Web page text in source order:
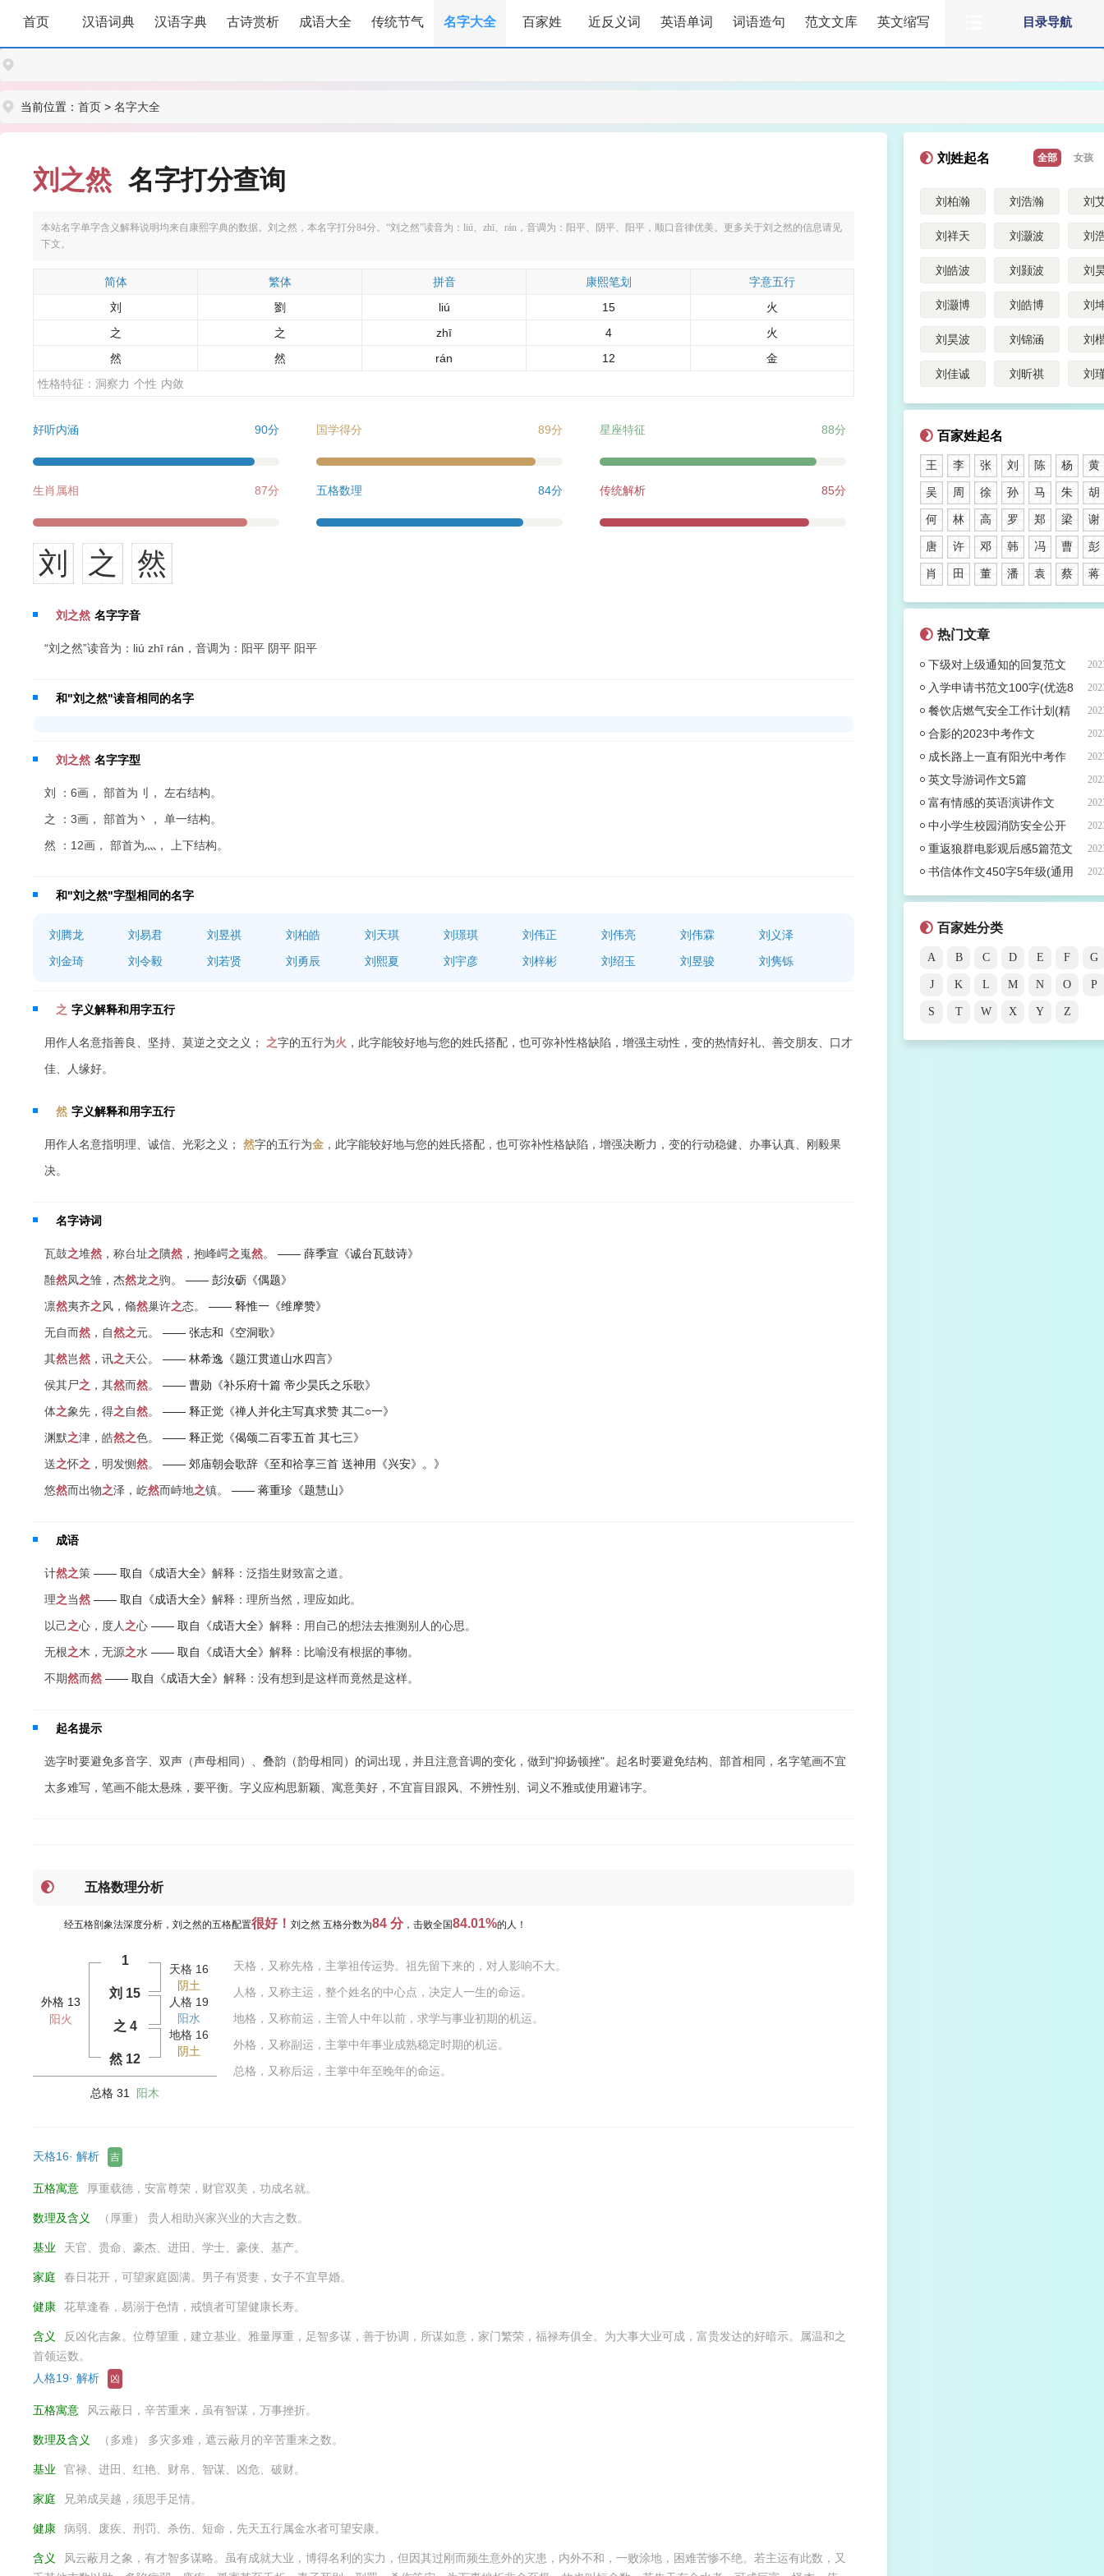
目录导航
首页 汉语词典 汉语字典 古诗赏析 成语大全 传统节气 名字大全 百家姓 近反义词 英语单词 词语造句 范文文库 英文缩写
当前位置： 首页 > 名字大全
刘之然 名字打分查询
本站名字单字含义解释说明均来自康熙字典的数据。刘之然，本名字打分84分。“刘之然”读音为：liú、zhī、rán，音调为：阳平、阴平、阳平，顺口音律优美。更多关于刘之然的信息请见
下文。
简体 繁体 拼音 康熙笔划
字意五行
刘
劉 liú 15
火
之
之 zhī 4
火
然
然 rán 12
金
性格特征： 洞察力 个性 内敛
好听内涵 90分 国学得分 89分 星座特征 88分
生肖属相 87分 五格数理 84分 传统解析 85分
刘 之 然
刘之然 名字字音
“刘之然”读音为：liú zhī rán，音调为：阳平 阴平 阳平
和"刘之然"读音相同的名字
刘之然 名字字型
刘 ：6画， 部首为刂， 左右结构。
之 ：3画， 部首为丶， 单一结构。
然 ：12画， 部首为灬， 上下结构。
和"刘之然"字型相同的名字
刘腾龙 刘易君 刘昱祺 刘柏皓 刘天琪 刘璟琪 刘伟正 刘伟亮 刘伟霖
刘义泽
刘金琦
刘令毅 刘若贤 刘勇辰 刘熙夏 刘宇彦 刘梓彬 刘绍玉 刘昱骏 刘隽铄
之 字义解释和用字五行
用作人名意指善良、坚持、莫逆之交之义； 之字的五行为火 ，此字能较好地与您的姓氏搭配，也可弥补性格缺陷，增强主动性，变的热情好礼、善交朋友、口才
佳、人缘好。
然 字义解释和用字五行
用作人名意指明理、诚信、光彩之义； 然字的五行为金 ，此字能较好地与您的姓氏搭配，也可弥补性格缺陷，增强决断力，变的行动稳健、办事认真、刚毅果
决。
名字诗词
瓦鼓之堆然 ，称台址之隤然 ，抱峰崿之嵬然。
—— 薛季宣《诚台瓦鼓诗》
雝然凤之雏，杰然龙之驹。
—— 彭汝砺《偶题》
凛然夷齐之风，翛然巢许之态。
—— 释惟一《维摩赞》
无自而然 ，自然之元。
—— 张志和《空洞歌》
其然岂然 ，讯之天公。
—— 林希逸《题江贯道山水四言》
侯其尸之 ，其然而然。
—— 曹勋《补乐府十篇 帝少昊氏之乐歌》
体之象先，得之自然。
—— 释正觉《禅人并化主写真求赞 其二○一》
渊默之津，皓然之色。
—— 释正觉《偈颂二百零五首 其七三》
送之怀之 ，明发恻然。
—— 郊庙朝会歌辞《至和祫享三首 送神用《兴安》。》
悠然而出物之泽，屹然而峙地之镇。 —— 蒋重珍《题慧山》
成语
计然之策 —— 取自《成语大全》 解释：泛指生财致富之道。
理之当然 —— 取自《成语大全》 解释：理所当然，理应如此。
以己之心，度人 之心 —— 取自《成语大全》 解释：用自己的想法去推测别人的心思。
无根之木，无源之水 —— 取自《成语大全》 解释：比喻没有根据的事物。
不期然而然 —— 取自《成语大全》 解释：没有想到是这样而竟然是这样。
起名提示
选字时要避免多音字、双声（声母相同）、叠韵（韵母相同）的词出现，并且注意音调的变化，做到"抑扬顿挫"。起名时要避免结构、部首相同，名字笔画不宜
太多难写，笔画不能太悬殊，要平衡。字义应构思新颖、寓意美好，不宜盲目跟风、不辨性别、词义不雅或使用避讳字。
五格数理分析
经五格剖象法深度分析，刘之然的五格配置很好！ 刘之然 五格分数为84 分，击败全国84.01%的人！
外格 13
阳火
1
刘 15
之 4
然 12
天格 16
阴土
人格 19
阳水
地格 16
阴土
总格 31 阳木
天格，又称先格，主掌祖传运势。祖先留下来的，对人影响不大。
人格，又称主运，整个姓名的中心点，决定人一生的命运。
地格，又称前运，主管人中年以前，求学与事业初期的机运。
外格，又称副运，主掌中年事业成熟稳定时期的机运。
总格，又称后运，主掌中年至晚年的命运。
天格16· 解析 吉
五格寓意 厚重载德，安富尊荣，财官双美，功成名就。
数理及含义 （厚重） 贵人相助兴家兴业的大吉之数。
基业 天官、贵命、豪杰、进田、学士、豪侠、基产。
家庭 春日花开，可望家庭圆满。男子有贤妻，女子不宜早婚。
健康 花草逢春，易溺于色情，戒慎者可望健康长寿。
含义
反凶化吉象。位尊望重，建立基业。雅量厚重，足智多谋，善于协调，所谋如意，家门繁荣，福禄寿俱全。为大事大业可成，富贵发达的好暗示。属温和之
首领运数。
人格19· 解析
凶
五格寓意 风云蔽日，辛苦重来，虽有智谋，万事挫折。
数理及含义 （多难） 多灾多难，遮云蔽月的辛苦重来之数。
基业 官禄、进田、红艳、财帛、智谋、凶危、破财。
家庭 兄弟成吴越，须思手足情。
健康 病弱、废疾、刑罚、杀伤、短命，先天五行属金水者可望安康。
含义
风云蔽月之象，有才智多谋略。虽有成就大业，博得名利的实力，但因其过刚而频生意外的灾患，内外不和，一败涂地，困难苦惨不绝。若主运有此数，又
刘姓起名 女孩
全部
刘柏瀚 刘浩瀚 刘
刘祥天 刘灏波 刘
刘皓波 刘颢波 刘
刘灏博 刘皓博 刘
刘昊波 刘锦涵 刘
刘佳诚 刘昕祺 刘
百家姓起名
王 李 张 刘 陈 杨 黄
吴 周 徐 孙 马 朱 胡
何 林 高 罗 郑 梁 谢
唐 许 邓 韩 冯 曹 彭
肖 田 董 潘 袁 蔡 蒋
热门文章
下级对上级通知的回复范文
(热门53篇)
入学申请书范文100字(优选8
篇)
餐饮店燃气安全工作计划(精
选7篇)
合影的2023中考作文
成长路上一直有阳光中考作
文
英文导游词作文5篇
富有情感的英语演讲作文
中小学生校园消防安全公开
课观后感五篇范文
重返狼群电影观后感5篇范文
书信体作文450字5年级(通用
38篇)
百家姓分类
A B C D E F G
J K L M N O P
S T W X Y Z